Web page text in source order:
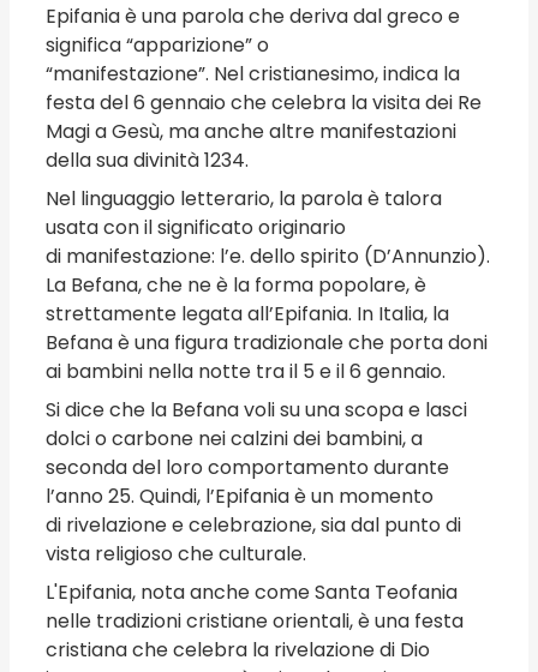
Epifania è una parola che deriva dal greco e
significa “apparizione” o
“manifestazione”. Nel cristianesimo, indica la
festa del 6 gennaio che celebra la visita dei Re
Magi a Gesù, ma anche altre manifestazioni
della sua divinità 1234.
Nel linguaggio letterario, la parola è talora
usata con il significato originario
di manifestazione: l’e. dello spirito (D’Annunzio).
La Befana, che ne è la forma popolare, è
strettamente legata all’Epifania. In Italia, la
Befana è una figura tradizionale che porta doni
ai bambini nella notte tra il 5 e il 6 gennaio.
Si dice che la Befana voli su una scopa e lasci
dolci o carbone nei calzini dei bambini, a
seconda del loro comportamento durante
l’anno 25. Quindi, l’Epifania è un momento
di rivelazione e celebrazione, sia dal punto di
vista religioso che culturale.
L'Epifania, nota anche come Santa Teofania
nelle tradizioni cristiane orientali, è una festa
cristiana che celebra la rivelazione di Dio